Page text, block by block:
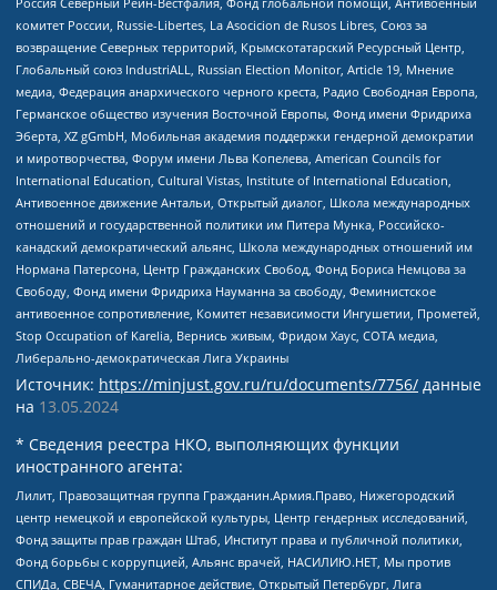
комитет России, Russie-Libertes, La Asocicion de Rusos Libres, Союз за
возвращение Северных территорий, Крымскотатарский Ресурсный Центр,
Глобальный союз IndustriALL, Russian Election Monitor, Article 19, Мнение
медиа, Федерация анархического черного креста, Радио Свободная Европа,
Германское общество изучения Восточной Европы, Фонд имени Фридриха
Эберта, XZ gGmbH, Мобильная академия поддержки гендерной демократии
и миротворчества, Форум имени Льва Копелева, American Councils for
International Education, Cultural Vistas, Institute of International Education,
Антивоенное движение Антальи, Открытый диалог, Школа международных
отношений и государственной политики им Питера Мунка, Российско-
канадский демократический альянс, Школа международных отношений им
Нормана Патерсона, Центр Гражданских Свобод, Фонд Бориса Немцова за
Свободу, Фонд имени Фридриха Науманна за свободу, Феминистское
антивоенное сопротивление, Комитет независимости Ингушетии, Прометей,
Stop Occupation of Karelia, Вернись живым, Фридом Хаус, СОТА медиа,
Либерально-демократическая Лига Украины
Источник: https://minjust.gov.ru/ru/documents/7756/ данные
на 13.05.2024
* Сведения реестра НКО, выполняющих функции
иностранного агента:
Лилит, Правозащитная группа Гражданин.Армия.Право, Нижегородский
центр немецкой и европейской культуры, Центр гендерных исследований,
Фонд защиты прав граждан Штаб, Институт права и публичной политики,
Фонд борьбы с коррупцией, Альянс врачей, НАСИЛИЮ.НЕТ, Мы против
СПИДа, СВЕЧА, Гуманитарное действие, Открытый Петербург, Лига